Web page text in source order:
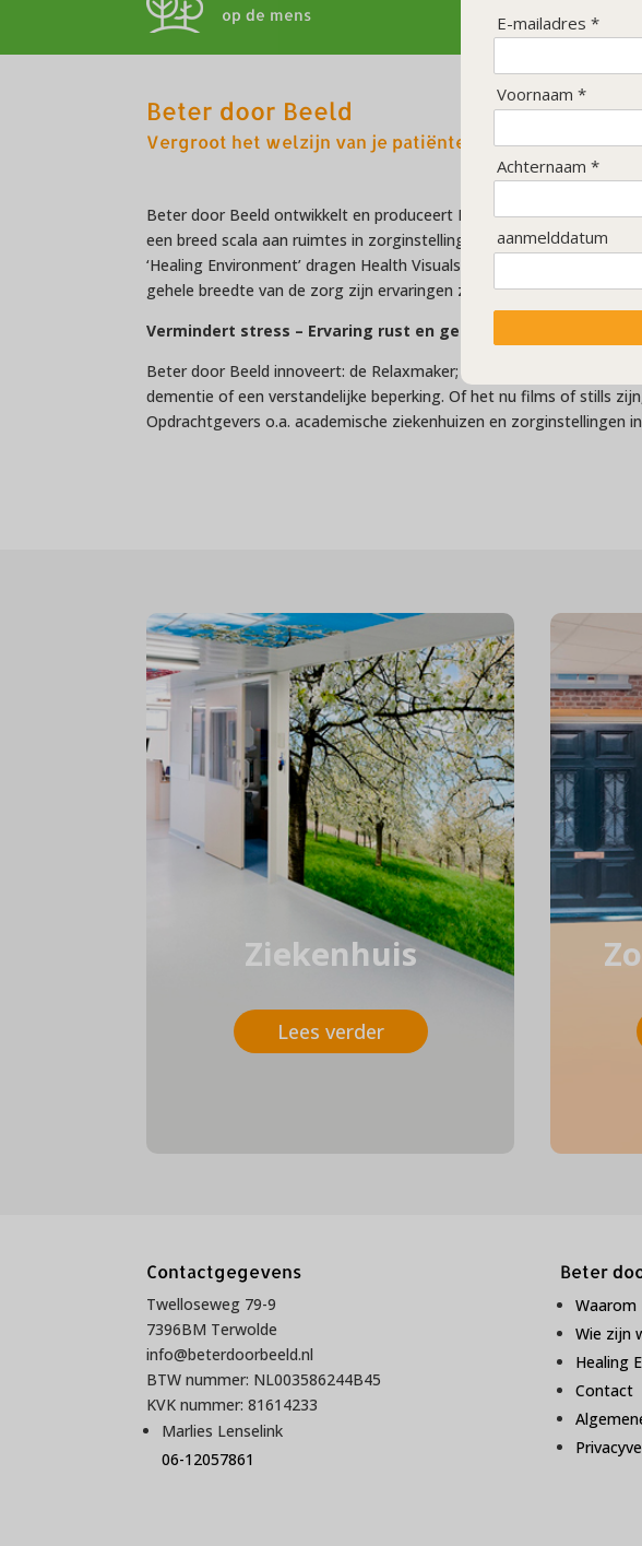
op de mens
Beter door Beeld
Vergroot het welzijn van je patiënten en cliënten
Beter door Beeld ontwikkelt en produceert Health Visuals voor het
een breed scala aan ruimtes in zorginstellingen. Health Visuals zijn
‘Healing Environment’ dragen Health Visuals in belangrijke mate
gehele breedte van de zorg zijn ervaringen zonder uitzondering
Vermindert stress – Ervaring rust en gemak – Sneller herstel
Beter door Beeld innoveert: de Relaxmaker; een projectiebril om
dementie of een verstandelijke beperking. Of het nu films of stills
Opdrachtgevers o.a. academische ziekenhuizen en zorginstellingen
Ziekenhuis
Lees verder
Contactgegevens
Twelloseweg 79-9
7396BM Terwolde
info@beterdoorbeeld.nl
BTW nummer: NL003586244B45
KVK nummer: 81614233
Marlies Lenselink
06-12057861
Beter
Waarom
Wie zijn
Healing
Contact
E-mailadres *
Voornaam *
Achternaam *
aanmelddatum